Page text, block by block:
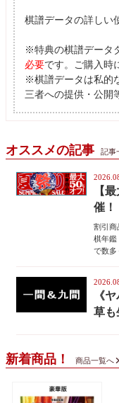
棋譜データの詳しい
※特典の棋譜データ
必要です。ご購入時
※棋譜データは私的
三者への提供・公開
オススメの記事 記事
【
催！
割引商
棋年鑑
で数多
《
草も
新着商品！ 商品一覧へ